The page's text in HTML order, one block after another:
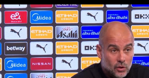
င်တာမီလန်အသင်းနဲ့ပွဲစဉ်မှာ ဒဏ်ရာရခဲ့ပ
င်းရဲ့ ဒဏ်ရာအခြေအနေက သက်သာလာ ခဲ့ပ
ာဒီယိုလာက ပြောကညးခဲ့တာပါ။ မန်စီးတီ
က်တင်ဘာလ(၂၂)ရက်မှာ အာဆင်နယ်အသင်း
ဒီပွဲစဉ်မှာ ဒီဘရိုင်း ပါဝင်ဖွယ်ရှိ၊ မရှိကိုတ
ေ့ကျင့်ရေးအပေါ် မူတည်ကာ ဆုံးဖြတ်သွာ
ည်း နည်းပြဂွာဒီယိုလာက ဆက်လက်ပြော